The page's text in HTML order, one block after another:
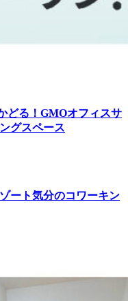
どる！GMOオフィスサ
グスペース
ート気分のコワーキン